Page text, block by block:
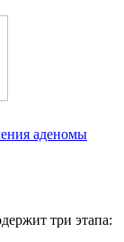
аденомы
три этапа: